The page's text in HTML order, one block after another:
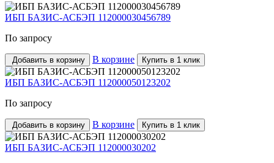
ИБП БАЗИС-АСБЭП 112000030456789
По запросу
Добавить в корзину В корзине Купить в 1 клик
ИБП БАЗИС-АСБЭП 112000050123202
По запросу
Добавить в корзину В корзине Купить в 1 клик
ИБП БАЗИС-АСБЭП 112000030202